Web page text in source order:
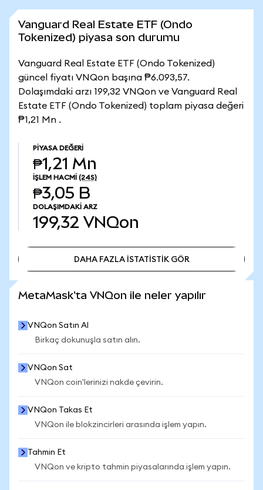
Vanguard Real Estate ETF (Ondo
Tokenized) piyasa son durumu
Vanguard Real Estate ETF (Ondo Tokenized)
güncel fiyatı VNQon başına ₱6.093,57.
Dolaşımdaki arzı 199,32 VNQon ve Vanguard Real
Estate ETF (Ondo Tokenized) toplam piyasa değeri
₱1,21 Mn .
PIYASA DEĞERI
₱1,21 Mn
İŞLEM HACMI (24S)
₱3,05 B
DOLAŞIMDAKI ARZ
199,32 VNQon
DAHA FAZLA İSTATİSTİK GÖR
MetaMask'ta VNQon ile neler yapılır
VNQon Satın Al
Birkaç dokunuşla satın alın.
VNQon Sat
VNQon coin'lerinizi nakde çevirin.
VNQon Takas Et
VNQon ile blokzincirleri arasında işlem yapın.
Tahmin Et
VNQon ve kripto tahmin piyasalarında işlem yapın.